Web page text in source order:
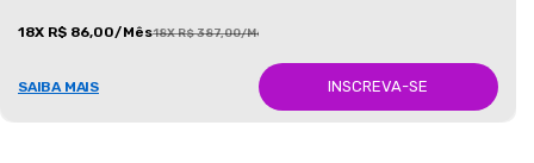
18X R$ 86,00/Mês18X R$ 387,00/Mês
SAIBA MAIS INSCREVA-SE